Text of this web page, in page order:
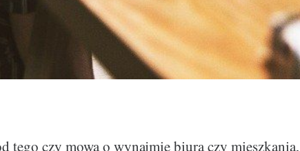
tego czy mowa o wynajmie biura czy